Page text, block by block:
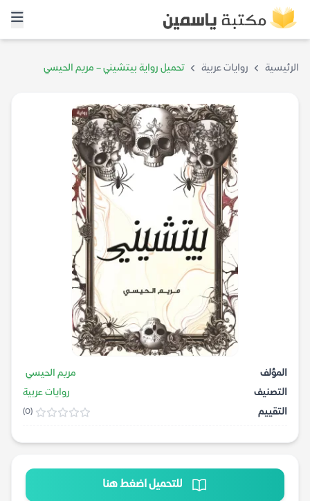
الرئيسية روايات عربية تحميل رواية بيتشيني – مريم الحيسي
المؤلف
مريم الحيسي
التصنيف
روايات عربية
التقييم
(0)
للتحميل اضغط هنا